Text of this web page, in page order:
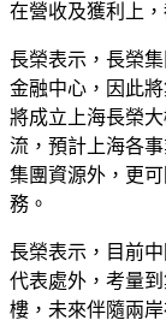
在營收及獲利上
長榮表示，長榮
金融中心，因此
將成立上海長榮
流，預計上海各
集團資源外，更
務。
長榮表示，目前
代表處外，考量
樓，未來伴隨兩